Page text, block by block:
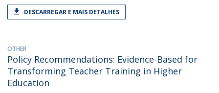
DESCARREGAR E MAIS DETALHES
OTHER
Policy Recommendations: Evidence-Based for
Transforming Teacher Training in Higher
Education